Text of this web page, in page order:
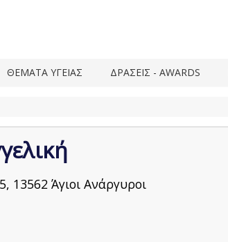
ΘΕΜΑΤΑ ΥΓΕΙΑΣ ΔΡΑΣΕΙΣ - AWARDS
13562 Άγιοι Ανάργυροι